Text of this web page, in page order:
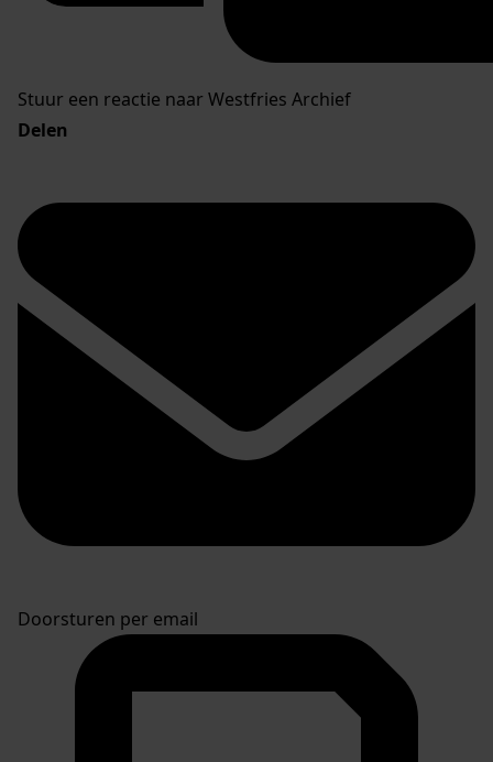
Stuur een reactie naar Westfries Archief
Delen
Doorsturen per email